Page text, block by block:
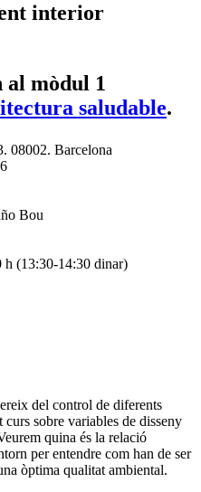
interior
al mòdul 1
saludable.
08002. Barcelona
Bou
h (13:30-14:30 dinar)
del control de diferents
curs sobre variables de disseny
quina és la relació
per entendre com han de ser
òptima qualitat ambiental.